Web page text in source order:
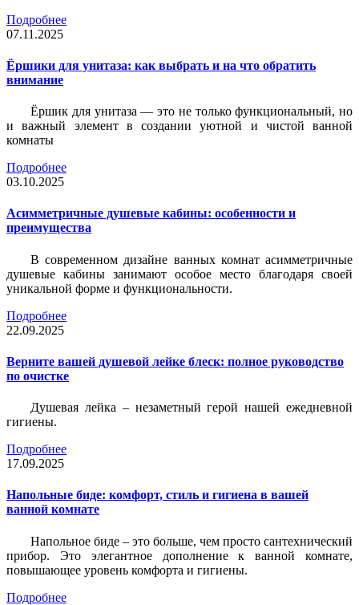
Подробнее
07.11.2025
Ёршики для унитаза: как выбрать и на что обратить
внимание
Ёршик для унитаза — это не только функциональный, но
и важный элемент в создании уютной и чистой ванной
комнаты
Подробнее
03.10.2025
Асимметричные душевые кабины: особенности и
преимущества
В современном дизайне ванных комнат асимметричные
душевые кабины занимают особое место благодаря своей
уникальной форме и функциональности.
Подробнее
22.09.2025
Верните вашей душевой лейке блеск: полное руководство
по очистке
Душевая лейка – незаметный герой нашей ежедневной
гигиены.
Подробнее
17.09.2025
Напольные биде: комфорт, стиль и гигиена в вашей
ванной комнате
Напольное биде – это больше, чем просто сантехнический
прибор. Это элегантное дополнение к ванной комнате,
повышающее уровень комфорта и гигиены.
Подробнее